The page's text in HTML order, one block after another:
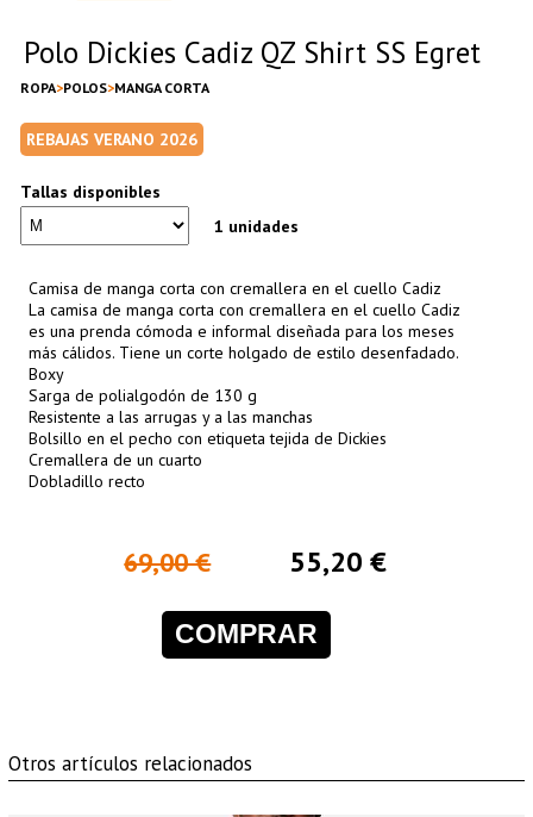
Polo Dickies Cadiz QZ Shirt SS Egret
ROPA POLOS MANGA CORTA
REBAJAS VERANO 2026
Tallas disponibles
1 unidades
Camisa de manga corta con cremallera en el cuello Cadiz
La camisa de manga corta con cremallera en el cuello Cadiz
es una prenda cómoda e informal diseñada para los meses
más cálidos. Tiene un corte holgado de estilo desenfadado.
Boxy
Sarga de polialgodón de 130 g
Resistente a las arrugas y a las manchas
Bolsillo en el pecho con etiqueta tejida de Dickies
Cremallera de un cuarto
Dobladillo recto
69,00 € 55,20 €
COMPRAR
Otros artículos relacionados